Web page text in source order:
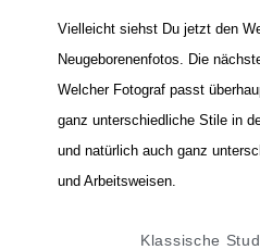
Vielleicht siehst Du jetzt den
Neugeborenenfotos. Die
Welcher Fotograf passt
ganz unterschiedliche Stile in
und natürlich auch ganz
und Arbeitsweisen.
Klassische